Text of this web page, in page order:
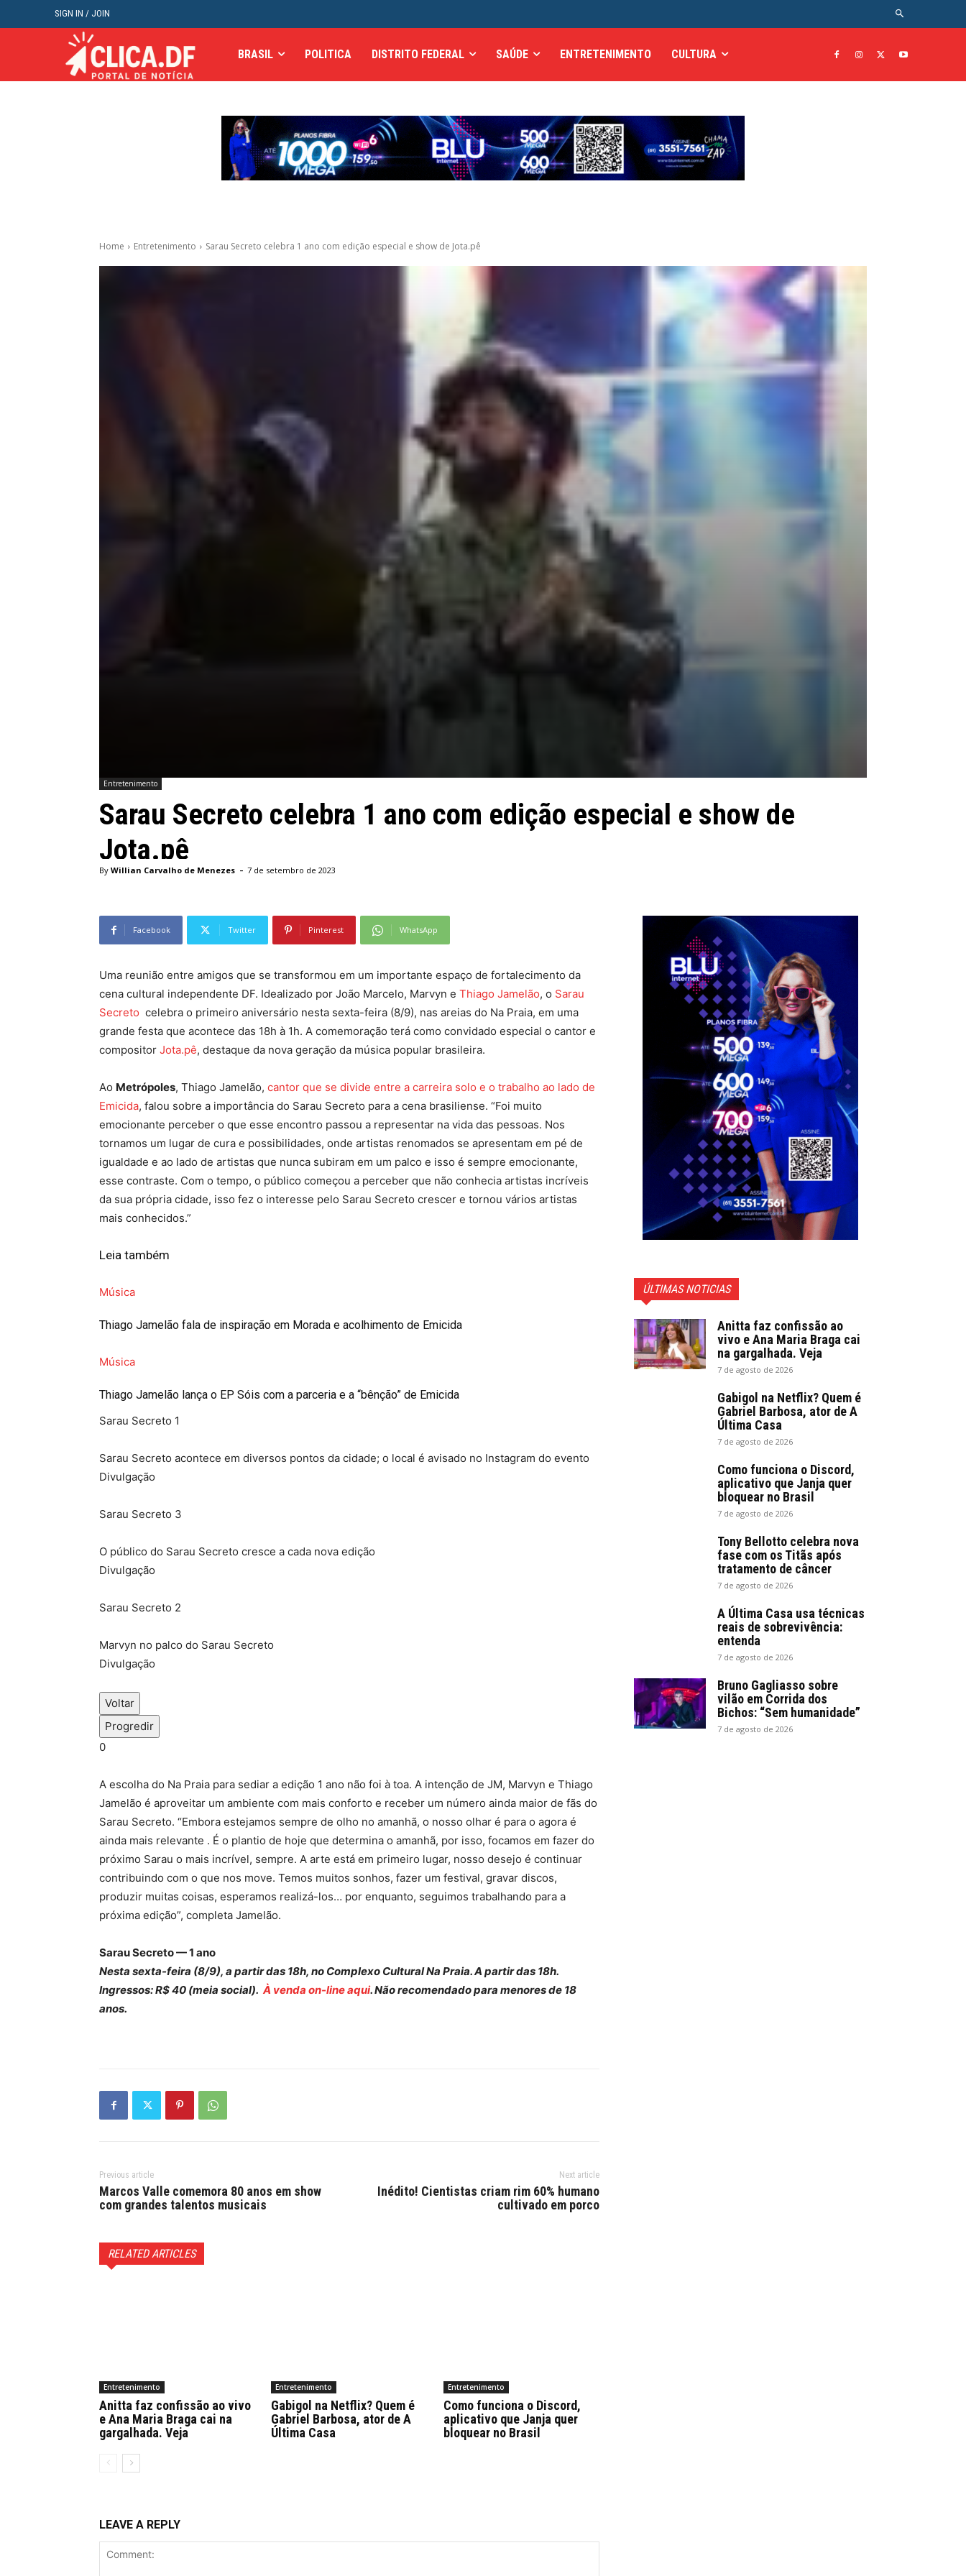
SIGN IN / JOIN
BRASIL POLITICA DISTRITO FEDERAL SAÚDE ENTRETENIMENTO CULTURA
Home Entretenimento Sarau Secreto celebra 1 ano com edição especial e show de Jota.pê
Entretenimento
Sarau Secreto celebra 1 ano com edição especial e show de
Jota.pê
By Willian Carvalho de Menezes - 7 de setembro de 2023
Facebook Twitter Pinterest WhatsApp
Uma reunião entre amigos que se transformou em um importante espaço de fortalecimento da
cena cultural independente DF. Idealizado por João Marcelo, Marvyn e Thiago Jamelão, o Sarau
Secreto celebra o primeiro aniversário nesta sexta-feira (8/9), nas areias do Na Praia, em uma
grande festa que acontece das 18h à 1h. A comemoração terá como convidado especial o cantor e
compositor Jota.pê, destaque da nova geração da música popular brasileira.
Ao Metrópoles, Thiago Jamelão, cantor que se divide entre a carreira solo e o trabalho ao lado de
Emicida, falou sobre a importância do Sarau Secreto para a cena brasiliense. “Foi muito
emocionante perceber o que esse encontro passou a representar na vida das pessoas. Nos
tornamos um lugar de cura e possibilidades, onde artistas renomados se apresentam em pé de
igualdade e ao lado de artistas que nunca subiram em um palco e isso é sempre emocionante,
esse contraste. Com o tempo, o público começou a perceber que não conhecia artistas incríveis
da sua própria cidade, isso fez o interesse pelo Sarau Secreto crescer e tornou vários artistas
mais conhecidos.”
Leia também
Música
Thiago Jamelão fala de inspiração em Morada e acolhimento de Emicida
Música
Thiago Jamelão lança o EP Sóis com a parceria e a “bênção” de Emicida
Sarau Secreto 1
Sarau Secreto acontece em diversos pontos da cidade; o local é avisado no Instagram do evento
Divulgação
Sarau Secreto 3
O público do Sarau Secreto cresce a cada nova edição
Divulgação
Sarau Secreto 2
Marvyn no palco do Sarau Secreto
Divulgação
Voltar
Progredir
0
A escolha do Na Praia para sediar a edição 1 ano não foi à toa. A intenção de JM, Marvyn e Thiago
Jamelão é aproveitar um ambiente com mais conforto e receber um número ainda maior de fãs do
Sarau Secreto. “Embora estejamos sempre de olho no amanhã, o nosso olhar é para o agora é
ainda mais relevante . É o plantio de hoje que determina o amanhã, por isso, focamos em fazer do
próximo Sarau o mais incrível, sempre. A arte está em primeiro lugar, nosso desejo é continuar
contribuindo com o que nos move. Temos muitos sonhos, fazer um festival, gravar discos,
produzir muitas coisas, esperamos realizá-los… por enquanto, seguimos trabalhando para a
próxima edição”, completa Jamelão.
Sarau Secreto — 1 ano
Nesta sexta-feira (8/9), a partir das 18h, no Complexo Cultural Na Praia. A partir das 18h.
Ingressos: R$ 40 (meia social). À venda on-line aqui. Não recomendado para menores de 18
anos.
Previous article
Marcos Valle comemora 80 anos em show
com grandes talentos musicais
Next article
Inédito! Cientistas criam rim 60% humano
cultivado em porco
RELATED ARTICLES
Entretenimento
Anitta faz confissão ao vivo
e Ana Maria Braga cai na
gargalhada. Veja
Entretenimento
Gabigol na Netflix? Quem é
Gabriel Barbosa, ator de A
Última Casa
Entretenimento
Como funciona o Discord,
aplicativo que Janja quer
bloquear no Brasil
LEAVE A REPLY
ÚLTIMAS NOTICIAS
Anitta faz confissão ao
vivo e Ana Maria Braga cai
na gargalhada. Veja
7 de agosto de 2026
Gabigol na Netflix? Quem é
Gabriel Barbosa, ator de A
Última Casa
7 de agosto de 2026
Como funciona o Discord,
aplicativo que Janja quer
bloquear no Brasil
7 de agosto de 2026
Tony Bellotto celebra nova
fase com os Titãs após
tratamento de câncer
7 de agosto de 2026
A Última Casa usa técnicas
reais de sobrevivência:
entenda
7 de agosto de 2026
Bruno Gagliasso sobre
vilão em Corrida dos
Bichos: “Sem humanidade”
7 de agosto de 2026